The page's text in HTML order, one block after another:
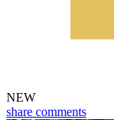
NEW
share comments